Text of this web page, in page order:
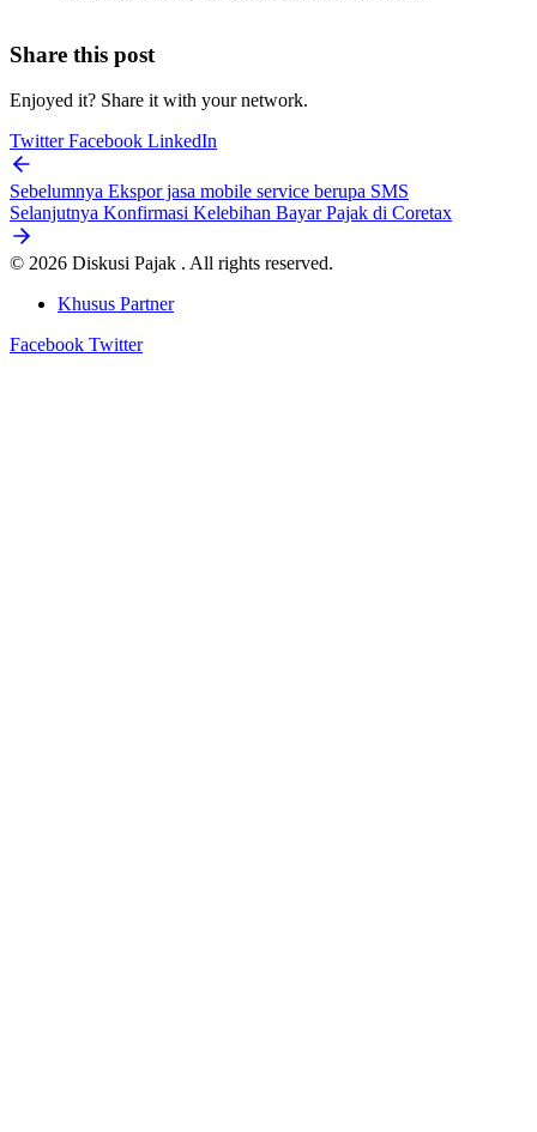
Share this post
Enjoyed it? Share it with your network.
TwitterFacebook LinkedIn
Sebelumnya Ekspor jasa mobile service berupa SMS
Selanjutnya Konfirmasi Kelebihan Bayar Pajak di Coretax
© 2026 Diskusi Pajak . All rights reserved.
Khusus Partner
Facebook Twitter